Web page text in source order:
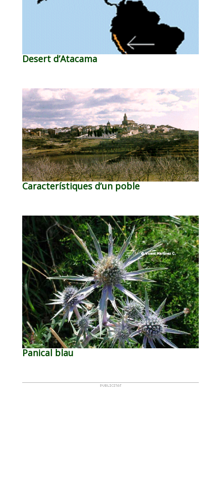
Desert d’Atacama
Característiques d’un poble
Panical blau